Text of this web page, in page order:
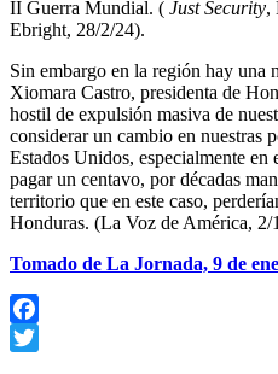
II Guerra Mundial. ( Just Security,
Ebright, 28/2/24).
Sin embargo en la región hay una
Xiomara Castro, presidenta de
hostil de expulsión masiva de
considerar un cambio en nuestras
Estados Unidos, especialmente
pagar un centavo, por décadas
territorio que en este caso,
Honduras. (La Voz de América, 2/
Tomado de La Jornada, 9 de
Facebook